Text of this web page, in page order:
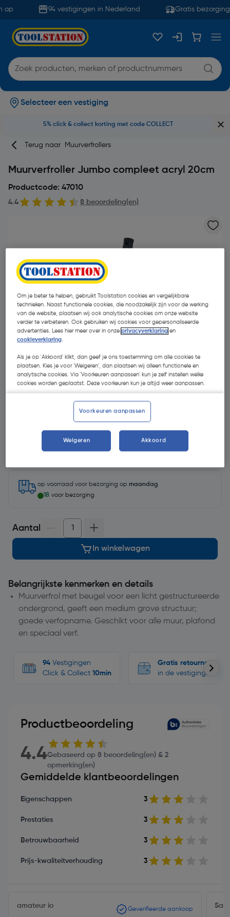
94 vestigingen in Nederland Gratis bezorging
Selecteer een vestiging
5% click & collect korting met code COLLECT
Terug naar Muurverfrollers
Muurverfroller Jumbo compleet acryl 20cm
Productcode: 47010
4.4 8 beoordeling(en)
€ 3,95
Selecteer winkel - Bekijk voorraadniveaus en haal binnen 10
minuten op
op voorraad voor bezorging op maandag
18 voor bezorging
Aantal
In winkelwagen
Belangrijkste kenmerken en details
Muurverfrol met beugel voor een licht gestructureerde
ondergrond, geeft een medium grove structuur;
goede verfopname. Geschikt voor alle muur, plafond
en speciaal verf.
94 Vestigingen
Click & Collect 10min
Gratis retourneren
in de vestigingen
Productbeoordeling
4.4Gebaseerd op 8 beoordeling(en) & 2
opmerking(en)
Gemiddelde klantbeoordelingen
Eigenschappen 3
Prestaties 3
Betrouwbaarheid 3
Prijs-kwaliteitverhouding 3
amateur io Geverifieerde aankoop
Om je beter te helpen, gebruikt Toolstation cookies en vergelijkbare
technieken. Naast functionele cookies, die noodzakelijk zijn voor de werking
van de website, plaatsen wij ook analytische cookies om onze website
verder te verbeteren. Ook gebruiken wij cookies voor gepersonaliseerde
advertenties. Lees hier meer over in onzeprivacyverklaring en
cookieverklaring.
Als je op 'Akkoord' klikt, dan geef je ons toestemming om alle cookies te
plaatsen. Kies je voor 'Weigeren', dan plaatsen wij alleen functionele en
analytische cookies. Via 'Voorkeuren aanpassen' kun je zelf instellen welke
cookies worden geplaatst. Deze voorkeuren kun je altijd weer aanpassen.
Voorkeuren aanpassen
Weigeren Akkoord